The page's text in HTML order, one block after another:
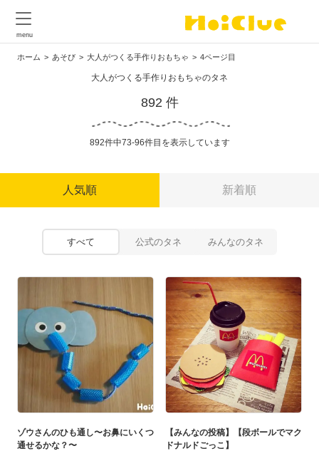
ホーム あそび 大人がつくる手作りおもちゃ 4ページ目
大人がつくる手作りおもちゃのタネ
892 件
892件中73-96件目を表示しています
人気順 新着順
すべて 公式のタネ みんなのタネ
ゾウさんのひも通し〜お鼻にいくつ
通せるかな？〜
【みんなの投稿】【段ボールでマク
ドナルドごっこ】